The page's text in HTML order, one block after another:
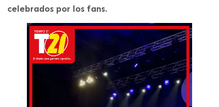
celebrados por los fans.